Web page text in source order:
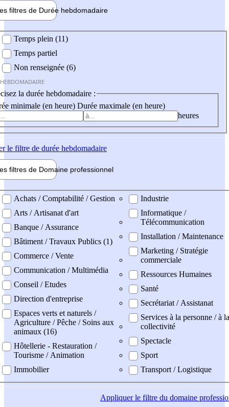
filtres de Durée hebdomadaire
Temps plein (11)
Temps partiel
Non renseignée (6)
la durée hebdomadaire :
minimale (en heure) Durée maximale (en heure)
heures
le filtre de durée hebdomadaire
filtres de Domaine professionnel
professionel
Achats / Comptabilité / Gestion
Arts / Artisanat d'art
Banque / Assurance
Bâtiment / Travaux Publics (1)
Commerce / Vente
Communication / Multimédia
Conseil / Etudes
Direction d'entreprise
Espaces verts et naturels /
Agriculture / Pêche / Soins aux
animaux (16)
Hôtellerie - Restauration /
Tourisme / Animation
Immobilier
Industrie
Informatique /
Télécommunication
Installation / Maintenance
Marketing / Stratégie
commerciale
Ressources Humaines
Santé
Secrétariat / Assistanat
Services à la personne / à la
collectivité
Spectacle
Sport
Transport / Logistique
Appliquerle filtre du domaine